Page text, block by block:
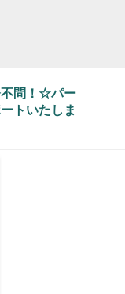
不問！☆パー
トいたしま